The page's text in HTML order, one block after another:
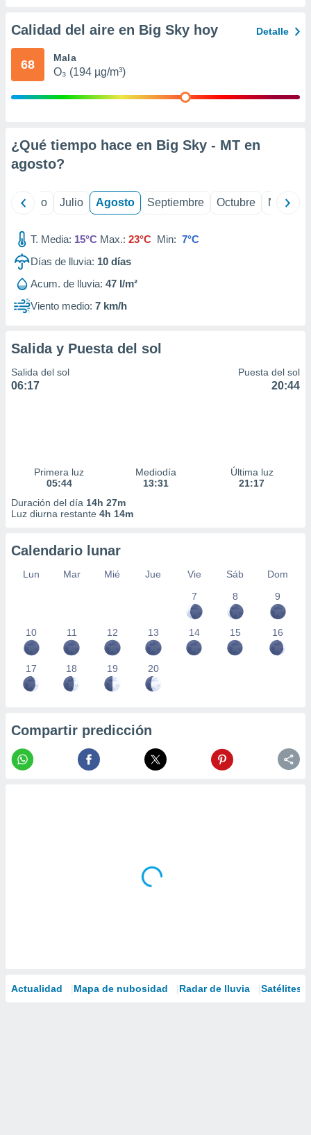
e
mediante
de
1199
Calidad del aire en Big Sky hoy Detalle
68 Mala
O₃ (194 µg/m³)
¿Qué tiempo hace en Big Sky - MT en
agosto?
Junio Julio Agosto Septiembre Octubre
T. Media: 15°C Max.: 23°C Min: 7°C
Días de lluvia: 10 días
Acum. de lluvia: 47 l/m²
Viento medio: 7 km/h
Salida y Puesta del sol
Salida del sol
06:17
Puesta del sol
20:44
Primera luz
05:44
Mediodía
13:31
Última luz
21:17
Duración del día 14h 27m
Luz diurna restante 4h 14m
Calendario lunar
Lun Mar Mié Jue Vie Sáb
Dom
7
8 9
10 11 12 13 14 15 16
17 18 19 20
Compartir predicción
Actualidad Mapa de nubosidad Radar de lluvia Satélites